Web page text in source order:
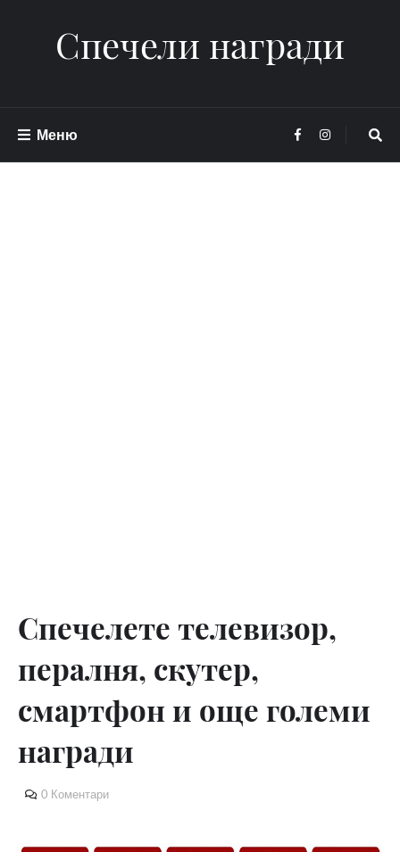
Спечели награди
Меню
Спечелете телевизор,
пералня, скутер,
смартфон и още големи
награди
0 Коментари